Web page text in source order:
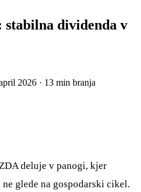
dividenda v
2026 · 13 min branja
deluje v panogi, kjer
glede na gospodarski cikel.